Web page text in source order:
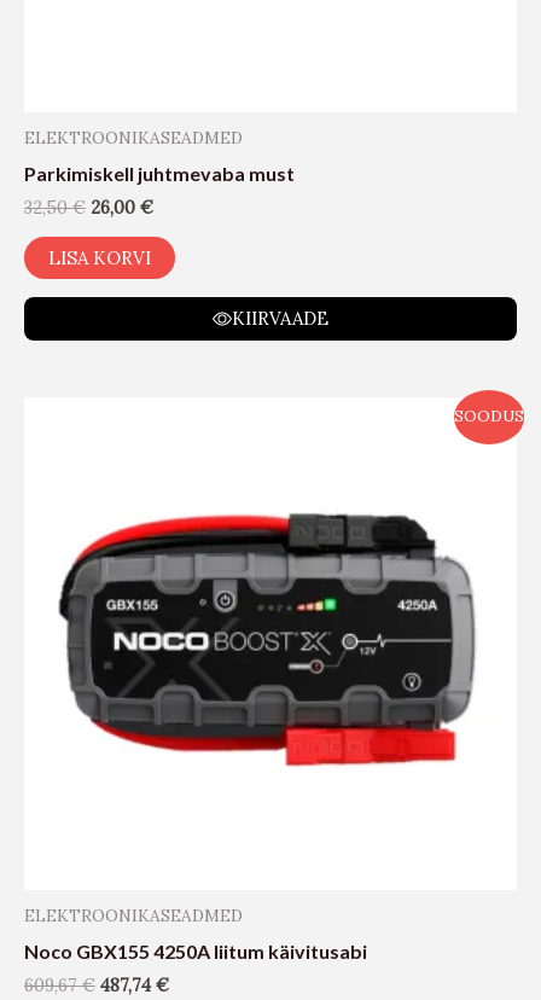
ELEKTROONIKASEADMED
Parkimiskell juhtmevaba must
32,50€ 26,00 €
LISA KORVI
KIIRVAADE
SOODUS
ELEKTROONIKASEADMED
Noco GBX155 4250A liitum käivitusabi
609,67€ 487,74€